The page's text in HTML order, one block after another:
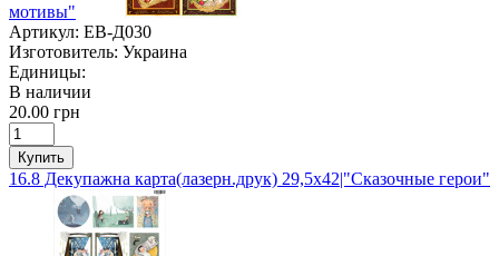
мотивы"
Артикул: ЕВ-Д030
Изготовитель: Украина
Единицы:
В наличии
20.00 грн
Купить
16.8 Декупажна карта(лазерн.друк) 29,5х42|"Сказочные герои"